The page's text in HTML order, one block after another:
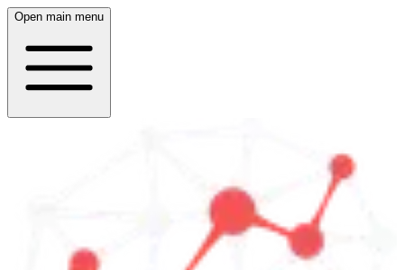
Open main menu